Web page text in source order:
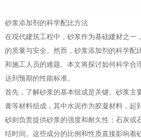
砂浆添加剂的科学配比方法
在现代建筑工程中，砂浆作为基础建材之一
的质量与安全。然而，砂浆添加剂的科学配
和施工人员的难题。本文将探讨如何科学合
达到预期的性能标准。
首先，了解砂浆的基本组成是关键。砂浆主
膏等材料组成，其中水泥作为胶凝材料，起
砂则负责提供砂浆的强度和耐久性；石灰或
结时间。这些成分的比例和性质直接影响着